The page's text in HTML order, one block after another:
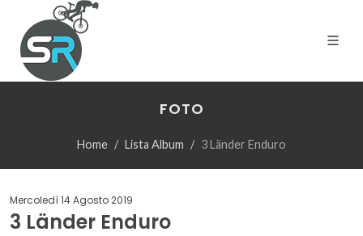
FOTO
Home Lista Album 3 Länder Enduro
Mercoledì 14 Agosto 2019
3 Länder Enduro